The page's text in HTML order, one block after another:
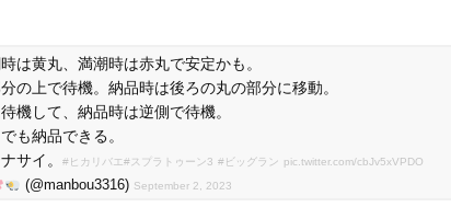
は黄丸、満潮時は赤丸で安定かも。
の上で待機。納品時は後ろの丸の部分に移動。
機して、納品時は逆側で待機。
も納品できる。
サイ。
#ヒカリバエ#スプラトゥーン3 #ビッグラン pic.twitter.com/cbJv5xVPDO
(@manbou3316) September 2, 2023